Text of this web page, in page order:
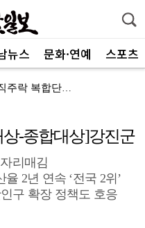
뉴스 문화·연예 스포츠
"‘반도체 클러스터’ 성공하려면…직주락 복합단지 구축"
반도체 산단 속도…광주 민간공항 무안이전도 빨라질 듯
불균형 해소"
10일 재개
-종합대상]강진군
리매김
2년 연속 ‘전국 2위’
인구 확장 정책도 호응